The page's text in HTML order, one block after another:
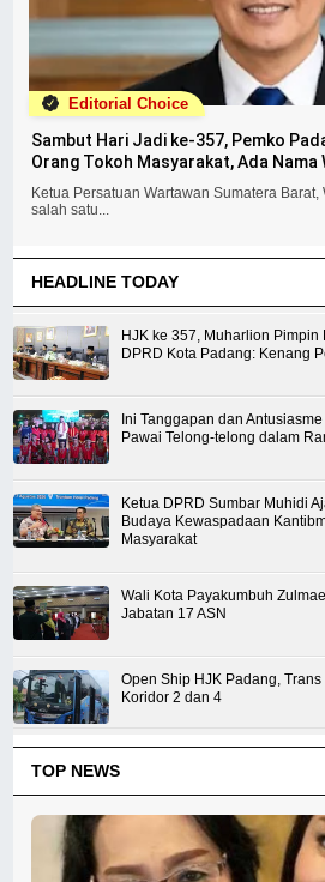
Editorial Choice
Sambut Hari Jadi ke-357, Pemko
Orang Tokoh Masyarakat, Ada Nama
Ketua Persatuan Wartawan Sumatera
salah satu...
HEADLINE TODAY
HJK ke 357, Muharlion
DPRD Kota Padang: Kenang
Ini Tanggapan dan
Pawai Telong-telong dalam
Ketua DPRD Sumbar Muhidi
Budaya Kewaspadaan
Masyarakat
Wali Kota Payakumbuh
Jabatan 17 ASN
Open Ship HJK Padang,
Koridor 2 dan 4
TOP NEWS